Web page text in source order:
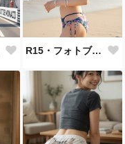
R15・フォトブック。ビーチ